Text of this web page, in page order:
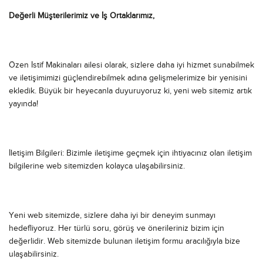
Değerli Müşterilerimiz ve İş Ortaklarımız,
Özen İstif Makinaları ailesi olarak, sizlere daha iyi hizmet sunabilmek
ve iletişimimizi güçlendirebilmek adına gelişmelerimize bir yenisini
ekledik. Büyük bir heyecanla duyuruyoruz ki, yeni web sitemiz artık
yayında!
İletişim Bilgileri: Bizimle iletişime geçmek için ihtiyacınız olan iletişim
bilgilerine web sitemizden kolayca ulaşabilirsiniz.
Yeni web sitemizde, sizlere daha iyi bir deneyim sunmayı
hedefliyoruz. Her türlü soru, görüş ve önerileriniz bizim için
değerlidir. Web sitemizde bulunan iletişim formu aracılığıyla bize
ulaşabilirsiniz.